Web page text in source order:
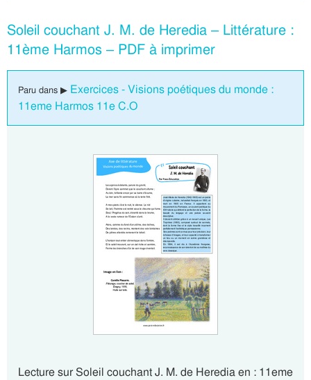
Soleil couchant J. M. de Heredia – Littérature :
11ème Harmos – PDF à imprimer
Paru dans ▶ Exercices - Visions poétiques du monde :
11eme Harmos 11e C.O
Lecture sur Soleil couchant J. M. de Heredia en : 11eme